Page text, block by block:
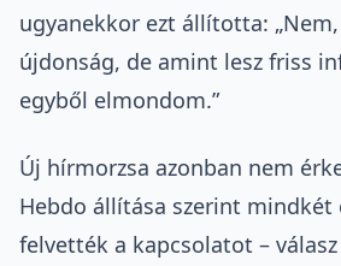
ugyanekkor ezt állította:
újdonság, de amint lesz friss
egyből elmondom.”
Új hírmorzsa azonban nem
Hebdo állítása szerint mindkét
felvették a kapcsolatot –